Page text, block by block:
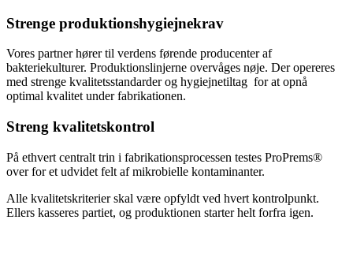
Strenge produktionshygiejnekrav
Vores partner hører til verdens førende producenter af
bakteriekulturer. Produktionslinjerne overvåges nøje. Der opereres
med strenge kvalitetsstandarder og hygiejnetiltag for at opnå
optimal kvalitet under fabrikationen.
Streng kvalitetskontrol
På ethvert centralt trin i fabrikationsprocessen testes ProPrems®
over for et udvidet felt af mikrobielle kontaminanter.
Alle kvalitetskriterier skal være opfyldt ved hvert kontrolpunkt.
Ellers kasseres partiet, og produktionen starter helt forfra igen.